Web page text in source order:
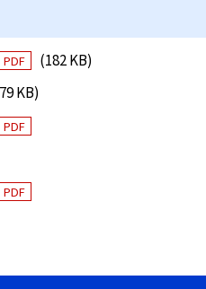
PDF
(182 KB)
KB)
PDF
PDF